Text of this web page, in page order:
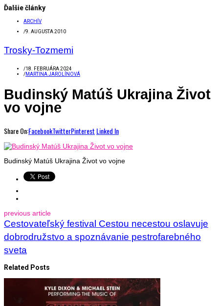
Ďalšie články
ARCHÍV
/9. AUGUSTA 2010
Trosky-Tozmemi
/18. FEBRUÁRA 2024
/MARTINA JAROLÍNOVÁ
Budinský Matúš Ukrajina Život
vo vojne
Share On:FacebookTwitterPinterest Linked In
Budinský Matúš Ukrajina Život vo vojne
previous article
Cestovateľský festival Cestou necestou oslavuje
dobrodružstvo a spoznávanie pestrofarebného
sveta
Related Posts